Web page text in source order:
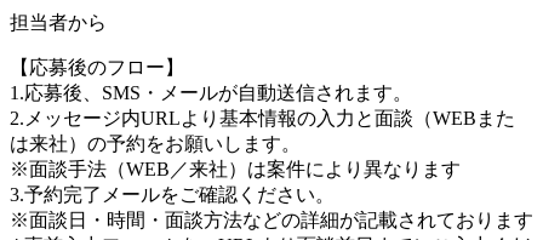
担当者から
【応募後のフロー】
1.応募後、SMS・メールが自動送信されます。
2.メッセージ内URLより基本情報の入力と面談（WEBまた
は来社）の予約をお願いします。
※面談手法（WEB／来社）は案件により異なります
3.予約完了メールをご確認ください。
※面談日・時間・面談方法などの詳細が記載されております